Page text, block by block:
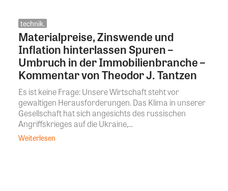
technik.
Materialpreise, Zinswende und
Inflation hinterlassen Spuren –
Umbruch in der Immobilienbranche –
Kommentar von Theodor J. Tantzen
Es ist keine Frage: Unsere Wirtschaft steht vor
gewaltigen Herausforderungen. Das Klima in unserer
Gesellschaft hat sich angesichts des russischen
Angriffskrieges auf die Ukraine,...
Weiterlesen